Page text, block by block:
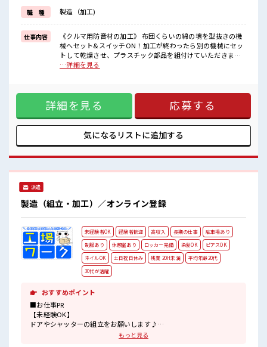
《未経験OK×土日休み》
まずは日勤帯でお仕事がスタートするので、
未経験の方も安心！
慣れてきたら2交替へ移行となり、
ジャンジャン稼ぐことができます♪
2交替になれば「月収30万円以上」稼げることも！
お休みは「土日休み」なのでリズムが整いやすくて安心ですね！
■職場の雰囲気
20代・30代の方活躍中！
広くて大きな工場です♪
ロッカー・休憩室・社員食堂完備！
1食480円程でおいしいお弁当の注文もできます！
無料送迎バスあり！
丁寧な指導・フォロー体制があるので未経験でも安心♪
#ryo
職 種 製造（加工)
仕事内容
《クルマ用防音材の加工》 布団くらいの綿の塊を型抜きの機
械へセット&スイッチON！加工が終わったら別の機械にセッ
トして乾燥させ、プラスチック部品を組付けていただきま
す。 ※寮アリのお仕事！一人暮らしスタートにもピッタリ♪
ンジ/エアコンなどの大型家電が備え付けなので引っ越しがと
ってもラクチン！ 現地までの赴任交通費も支給されます！ 寮
の周辺環境は、 車で10分圏内に銀行/郵便局/スーパー/コンビ
ニなどがあり生活に困らない便利な環境！ ※寮費有料(時給
1620円)の選択もOK！ 《未経験OK×土日休み》 まずは日勤
帯でお仕事がスタートするので、 未経験の方も安心！ 慣れて
♪ 2交替になれば「月収30万円以上」稼げることも！ お休み
は「土日休み」なのでリズムが整いやすくて安心ですね！ 大
憩室・社員食堂完備！ 1食480円程でおいしいお弁当の注文も
できます！ 無料送迎バスあり！ 丁寧な指導・フォロー体制が
あるので未経験でも安心♪ #ryo
…詳細を見る
詳細を見る 応募する
気になるリストに追加する
派遣
製造（組立・加工）／オンライン登録
未経験者OK 経験者歓迎 高収入 長期の仕事
駐車場あり
制服あり
休憩室あり ロッカー完備 染髪OK
ピアスOK
ネイルOK
土日祝日休み 残業 20H未満
平均年齢20代
30代が活躍
おすすめポイント
■お仕事PR
【未経験OK】
ドアやシャッターの組立をお願いします♪
もっと見る